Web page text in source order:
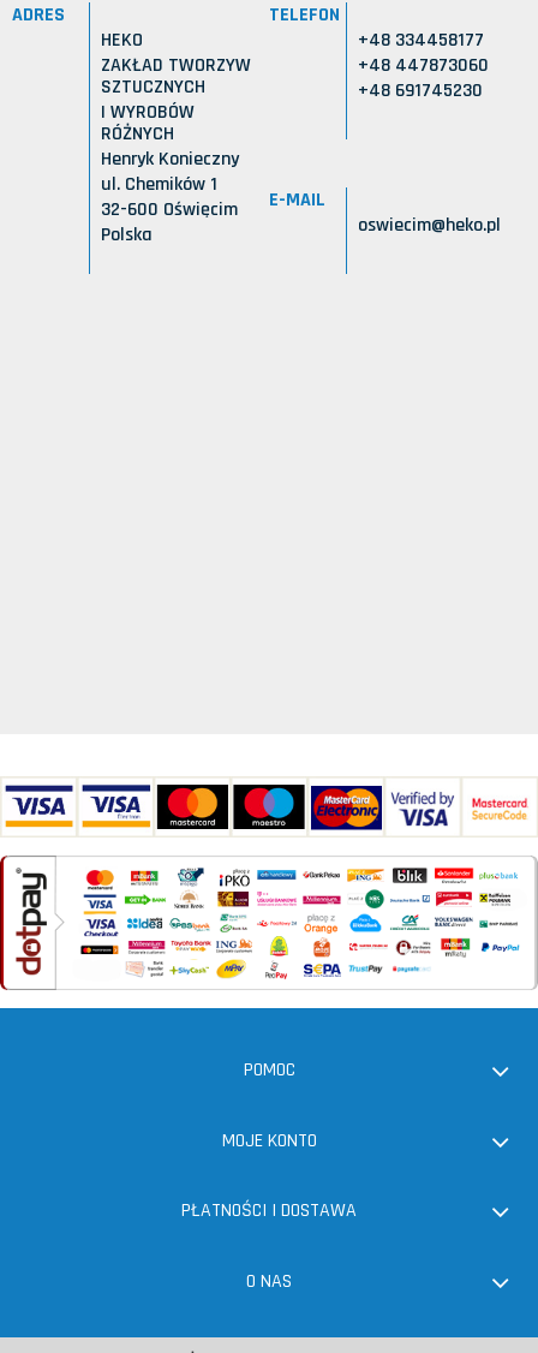
ADRES
HEKO
ZAKŁAD TWORZYW
SZTUCZNYCH
I WYROBÓW
RÓŻNYCH
Henryk Konieczny
ul. Chemików 1
32-600 Oświęcim
Polska
TELEFON
+48 334458177
+48 447873060
+48 691745230
E-MAIL
oswiecim@heko.pl
POMOC
MOJE KONTO
PŁATNOŚCI I DOSTAWA
O NAS